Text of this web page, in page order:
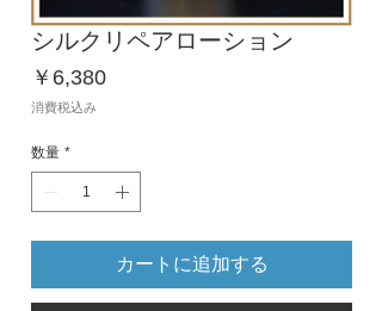
シルクリペアローション
￥6,380価
消費税込み
数量 *
カートに追加する